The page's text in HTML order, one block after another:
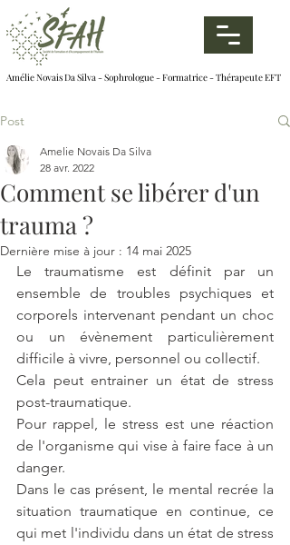
Amélie Novais Da Silva - Sophrologue - Formatrice - Thérapeute EFT
Post
Comment se libérer d'un
trauma ?
Amelie Novais Da Silva
28 avr. 2022
Dernière mise à jour : 14 mai 2025
Le traumatisme est définit par un
ensemble de troubles psychiques et
corporels intervenant pendant un choc
ou un évènement particulièrement
difficile à vivre, personnel ou collectif.
Cela peut entrainer un état de stress
post-traumatique.
Pour rappel, le stress est une réaction
de l'organisme qui vise à faire face à un
danger.
Dans le cas présent, le mental recrée la
situation traumatique en continue, ce
qui met l'individu dans un état de stress